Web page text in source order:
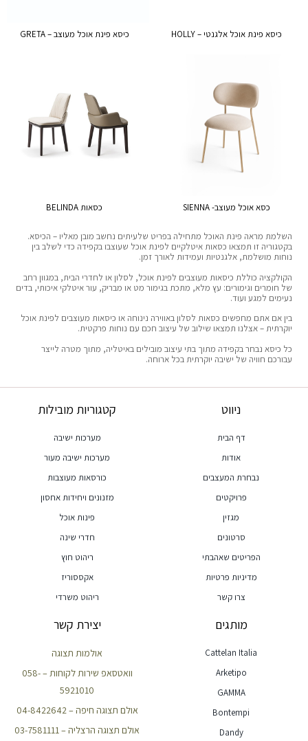
כיסא פינת אוכל אלגנטי – HOLLY כיסא פינת אוכל מעוצב – GRETA
כסא אוכל מעוצב- SIENNA כסאות BELINDA
השלמת מראה פינת האוכל מתחילה בפריט שלעיתים נחשב מובן מאליו – הכיסא.
בקטגוריה זו תמצאו כסאות איטלקיים לפינת אוכל שעוצבו בקפידה כדי לשלב בין
נוחות מושלמת, אלגנטיות ועמידות לאורך זמן.
הקולקציה כוללת כיסאות מעוצבים לפינת אוכל, לסלון או לחדרי הבית, במגוון רחב
של חומרים וגימורים: עץ מלא, מתכת בגימור מט או מבריק, עור איטלקי איכותי, בדים
נעימים למגע ועוד.
בין אם אתם מחפשים כסאות לסלון באווירה נינוחה או כיסאות מעוצבים לפינת אוכל
יוקרתית – אצלנו תמצאו שילוב של עיצוב חכם עם נוחות פרקטית.
כל כיסא נבחר בקפידה מתוך בתי עיצוב מובילים באיטליה, מתוך מטרה לייצר
עבורכם חוויה של ישיבה יוקרתית בכל ארוחה.
ניווט
דף הבית
אודות
נבחרת המעצבים
פרויקטים
מגזין
סרטונים
הפריטים שאהבתי
מדיניות פרטיות
צרו קשר
קטגוריות מובילות
מערכות ישיבה
מערכות ישיבה מעור
כורסאות מעוצבות
מזנונים ויחידות אחסון
פינות אוכל
חדרי שינה
ריהוט חוץ
אקססוריז
ריהוט משרדי
מותגים
Cattelan Italia
Arketipo
GAMMA
Bontempi
Dandy
יצירת קשר
אולמות תצוגה
וואטסאפ שירות לקוחות – 058-
5921010
אולם תצוגה חיפה – 04-8422642
אולם תצוגה הרצליה – 03-7581111